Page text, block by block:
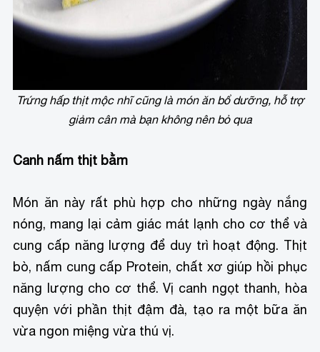
Trứng hấp thịt mộc nhĩ cũng là món ăn bổ dưỡng, hỗ trợ
giảm cân mà bạn không nên bỏ qua
Canh nấm thịt bằm
Món ăn này rất phù hợp cho những ngày nắng
nóng, mang lại cảm giác mát lạnh cho cơ thể và
cung cấp năng lượng để duy trì hoạt động. Thịt
bò, nấm cung cấp Protein, chất xơ giúp hồi phục
năng lượng cho cơ thể. Vị canh ngọt thanh, hòa
quyện với phần thịt đậm đà, tạo ra một bữa ăn
vừa ngon miệng vừa thú vị.